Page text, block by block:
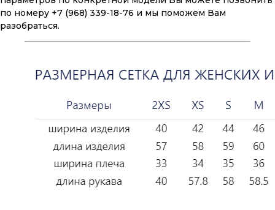
по номеру +7 (968) 339-18-76 и мы поможем Вам
разобраться.